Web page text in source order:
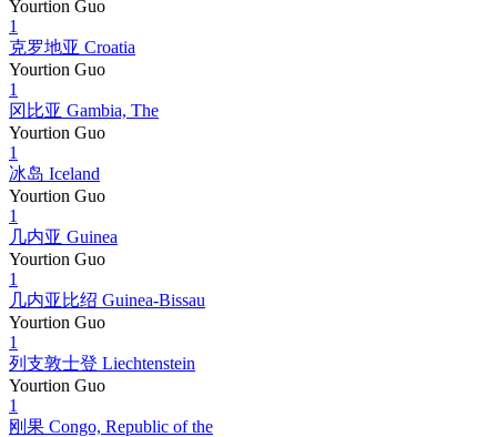
Yourtion Guo
1
克罗地亚 Croatia
Yourtion Guo
1
冈比亚 Gambia, The
Yourtion Guo
1
冰岛 Iceland
Yourtion Guo
1
几内亚 Guinea
Yourtion Guo
1
几内亚比绍 Guinea-Bissau
Yourtion Guo
1
列支敦士登 Liechtenstein
Yourtion Guo
1
刚果 Congo, Republic of the